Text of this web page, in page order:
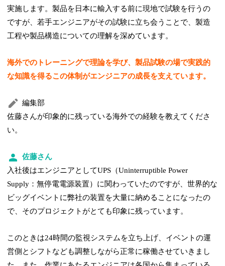
実施します。製品を日本に輸入する前に現地で試験を行うの
ですが、若手エンジニアがその試験に立ち会うことで、製造
工程や製品構造についての理解を深めています。
海外でのトレーニングで理論を学び、製品試験の場で実践的
な知識を得るこの体制がエンジニアの成長を支えています。
編集部
佐藤さんが印象的に残っている海外での経験を教えてくださ
い。
佐藤さん
入社後はエンジニアとしてUPS（Uninterruptible Power
Supply：無停電電源装置）に関わっていたのですが、世界的な
ビッグイベントに弊社の装置を大量に納めることになったの
で、そのプロジェクトがとても印象に残っています。
このときは24時間の監視システムを立ち上げ、イベントの運
営側とシフトなども調整しながら正常に稼働させていきまし